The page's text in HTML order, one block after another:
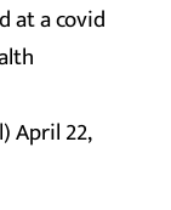
at a covid
April 22,